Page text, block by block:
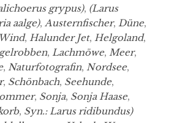
grypus), (Larus
aalge), Austernfischer, Düne,
, Halunder Jet, Helgoland,
, Lachmöwe, Meer,
, Naturfotografin, Nordsee,
, Schönbach, Seehunde,
, Sonja, Sonja Haase,
, Syn.: Larus ridibundus)